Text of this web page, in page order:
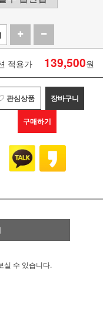
적용가 139,500원
관심상품 장바구니
구매하기
실 수 있습니다.